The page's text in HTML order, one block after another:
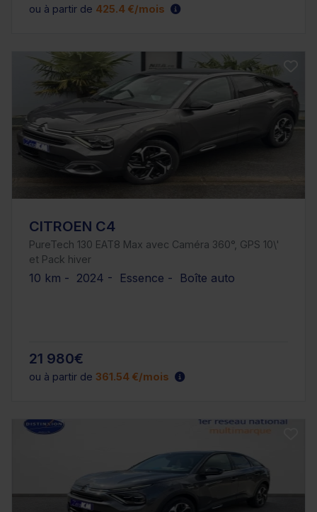
ou à partir de 425.4 €/mois
CITROEN C4
PureTech 130 EAT8 Max avec Caméra 360°, GPS 10\'
et Pack hiver
10 km - 2024 - Essence - Boîte auto
21 980€
ou à partir de 361.54 €/mois